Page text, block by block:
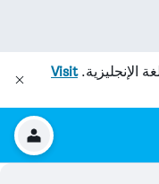
الإنجليزية.Visit